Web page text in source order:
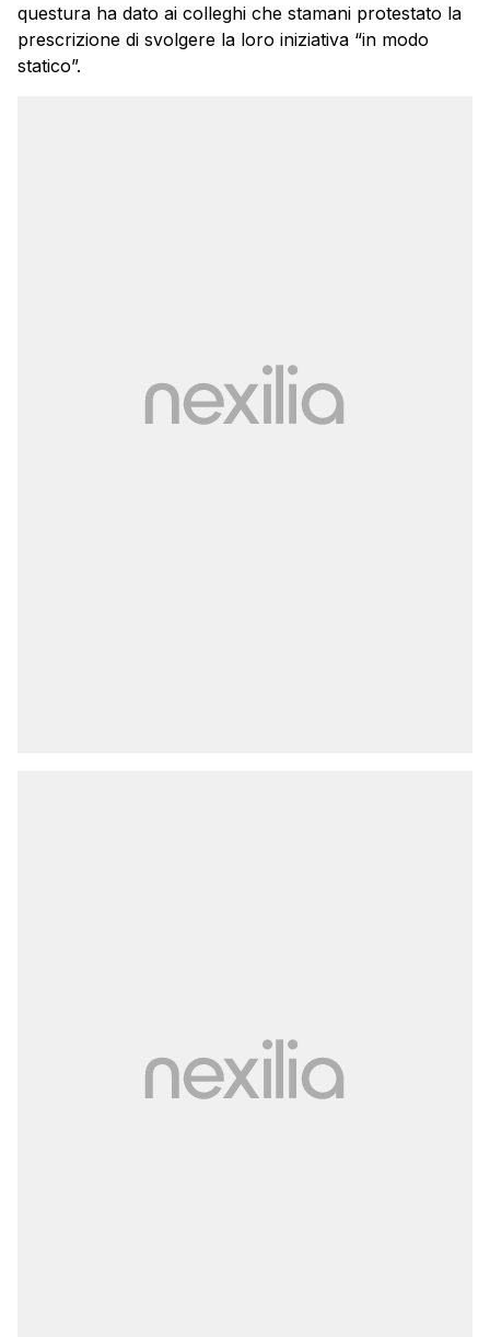
questura ha dato ai colleghi che stamani protestato la
prescrizione di svolgere la loro iniziativa “in modo
statico”.